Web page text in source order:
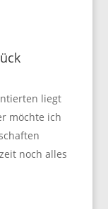
liegt
möchte ich
noch alles